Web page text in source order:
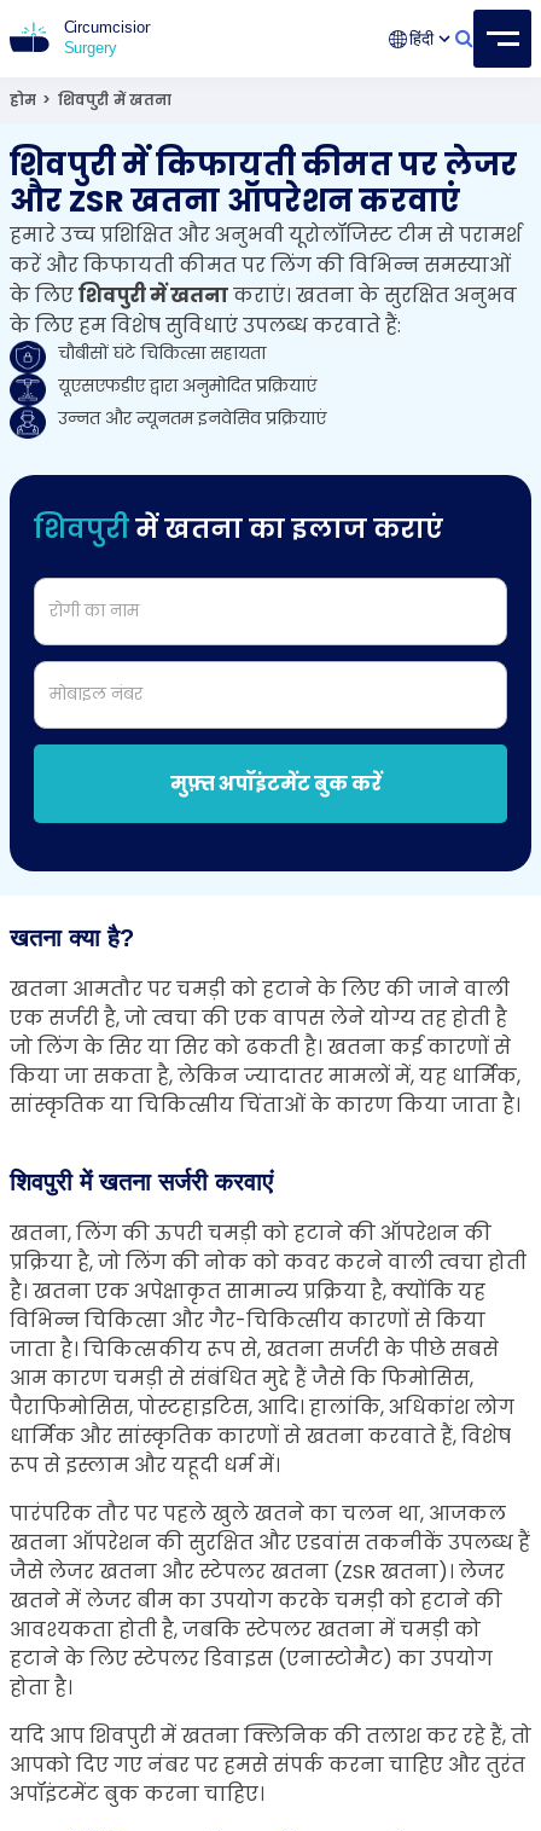
हिंदी
होम > शिवपुरी में खतना
शिवपुरी में किफायती कीमत पर लेजर
और ZSR खतना ऑपरेशन करवाएं
हमारे उच्च प्रशिक्षित और अनुभवी यूरोलॉजिस्ट टीम से परामर्श
करें और किफायती कीमत पर लिंग की विभिन्न समस्याओं
के लिएशिवपुरी में खतनाकराएं। खतना के सुरक्षित अनुभव
के लिए हम विशेष सुविधाएं उपलब्ध करवाते हैं:
चौबीसों घंटे चिकित्सा सहायता
यूएसएफडीए द्वारा अनुमोदित प्रक्रियाएं
उन्नत और न्यूनतम इनवेसिव प्रक्रियाएं
शिवपुरीमें खतना का इलाज कराएं
रोगी का नाम
मोबाइल नंबर
मुफ़्त अपॉइंटमेंट बुक करें
खतना क्या है?
खतना आमतौर पर चमड़ी को हटाने के लिए की जाने वाली
एक सर्जरी है, जो त्वचा की एक वापस लेने योग्य तह होती है
जो लिंग के सिर या सिर को ढकती है। खतना कई कारणों से
किया जा सकता है, लेकिन ज्यादातर मामलों में, यह धार्मिक,
सांस्कृतिक या चिकित्सीय चिंताओं के कारण किया जाता है।
शिवपुरी में खतना सर्जरी करवाएं
खतना, लिंग की ऊपरी चमड़ी को हटाने की ऑपरेशन की
प्रक्रिया है, जो लिंग की नोक को कवर करने वाली त्वचा होती
है। खतना एक अपेक्षाकृत सामान्य प्रक्रिया है, क्योंकि यह
विभिन्न चिकित्सा और गैर-चिकित्सीय कारणों से किया
जाता है। चिकित्सकीय रूप से, खतना सर्जरी के पीछे सबसे
आम कारण चमड़ी से संबंधित मुद्दे हैं जैसे कि फिमोसिस,
पैराफिमोसिस, पोस्टहाइटिस, आदि। हालांकि, अधिकांश लोग
धार्मिक और सांस्कृतिक कारणों से खतना करवाते हैं, विशेष
रूप से इस्लाम और यहूदी धर्म में।
पारंपरिक तौर पर पहले खुले खतने का चलन था, आजकल
खतना ऑपरेशन की सुरक्षित और एडवांस तकनीकें उपलब्ध हैं
जैसे लेजर खतना और स्टेपलर खतना (ZSR खतना)। लेजर
खतने में लेजर बीम का उपयोग करके चमड़ी को हटाने की
आवश्यकता होती है, जबकि स्टेपलर खतना में चमड़ी को
हटाने के लिए स्टेपलर डिवाइस (एनास्टोमैट) का उपयोग
होता है।
यदि आप शिवपुरी में खतना क्लिनिक की तलाश कर रहे हैं, तो
आपको दिए गए नंबर पर हमसे संपर्क करना चाहिए और तुरंत
अपॉइंटमेंट बुक करना चाहिए।